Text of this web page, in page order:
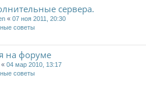
сервера.
« 07 ноя 2011, 20:30
советы
на форуме
« 04 мар 2010, 13:17
советы